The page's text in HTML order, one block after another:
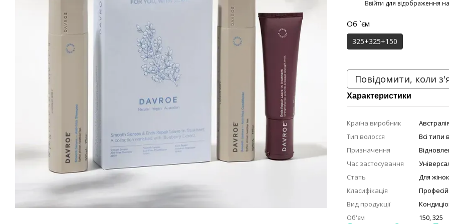
Ввійти для відображення
Об `єм
325+325+150
Повідомити, коли
Характеристики
Країна виробник
Тип волосся
Всі типи
Призначення
Час застосування
Стать
Для жінок
Класифікація
Вид продукції
Об'єм
150, 325